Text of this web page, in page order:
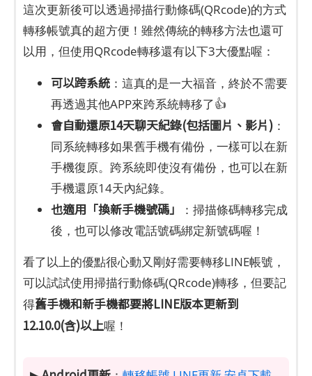
這次更新後可以透過掃描行動條碼(QRcode)的方式
轉移帳號真的超方便！雖然傳統的轉移方法也還可
以用，但使用QRcode轉移還有以下3大優點喔：
可以跨系統 ：這真的是一大福音，終於不需要
再透過其他APP來跨系統轉移了👍
會自動還原14天聊天紀錄(包括圖片、影片) ：
同系統轉移如果舊手機有備份，一樣可以在新
手機復原。跨系統即使沒有備份，也可以在新
手機還原14天內紀錄。
也適用「換新手機號碼」
：掃描條碼轉移完成
後，也可以修改電話號碼綁定新號碼喔！
看了以上的優點很心動又剛好需要轉移LINE帳號，
可以試試使用掃描行動條碼(QRcode)轉移，但要記
得舊手機和新手機都要將LINE版本更新到
12.10.0(含)以上喔！